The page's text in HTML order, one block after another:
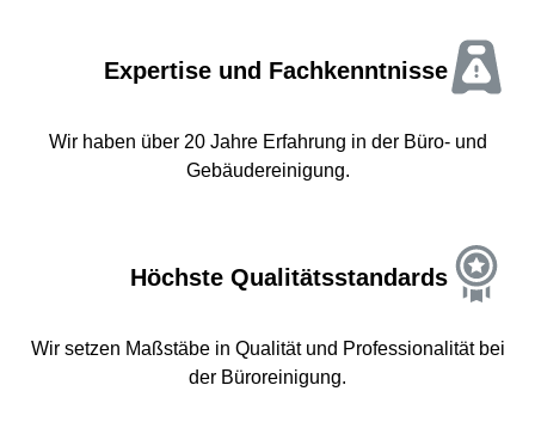
Expertise und Fachkenntnisse
Wir haben über 20 Jahre Erfahrung in der Büro- und
Gebäudereinigung.
Höchste Qualitätsstandards
Wir setzen Maßstäbe in Qualität und Professionalität bei
der Büroreinigung.